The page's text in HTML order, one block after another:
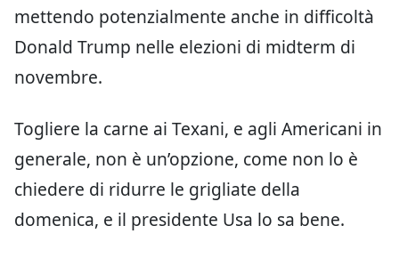
mettendo potenzialmente anche in difficoltà
Donald Trump nelle elezioni di midterm di
novembre.
Togliere la carne ai Texani, e agli Americani in
generale, non è un’opzione, come non lo è
chiedere di ridurre le grigliate della
domenica, e il presidente Usa lo sa bene.